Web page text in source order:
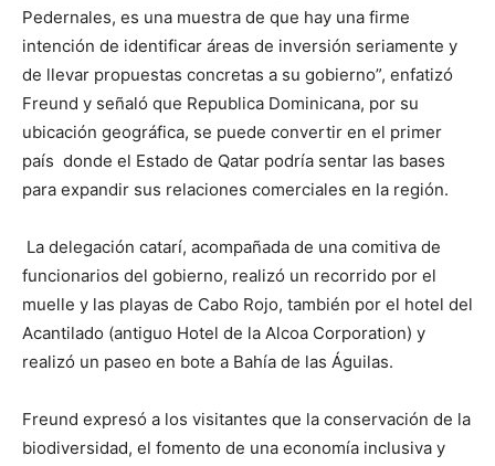
Pedernales, es una muestra de que hay una firme
intención de identificar áreas de inversión seriamente y
de llevar propuestas concretas a su gobierno”, enfatizó
Freund y señaló que Republica Dominicana, por su
ubicación geográfica, se puede convertir en el primer
país donde el Estado de Qatar podría sentar las bases
para expandir sus relaciones comerciales en la región.
La delegación catarí, acompañada de una comitiva de
funcionarios del gobierno, realizó un recorrido por el
muelle y las playas de Cabo Rojo, también por el hotel del
Acantilado (antiguo Hotel de la Alcoa Corporation) y
realizó un paseo en bote a Bahía de las Águilas.
Freund expresó a los visitantes que la conservación de la
biodiversidad, el fomento de una economía inclusiva y